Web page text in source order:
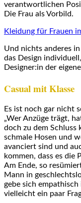
verantwortlichen
Die Frau als Vorbild.
Kleidung für Frauen
Und nichts anderes
das Design
Designer:in der
Casual mit Klasse
Es ist noch gar nicht
„Wer Anzüge trägt,
doch zu dem Schluss
schmale Hosen und
avanciert sind und
kommen, dass es
Am Ende, so
Mann in
gebe sich
vielleicht ein paar